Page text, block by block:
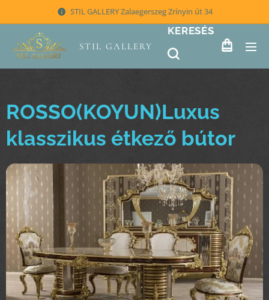
STIL GALLERY Zalaegerszeg Zrínyin út 34
STIL GALLERY
KERESÉS
ROSSO(KOYUN)Luxus
klasszikus étkező bútor